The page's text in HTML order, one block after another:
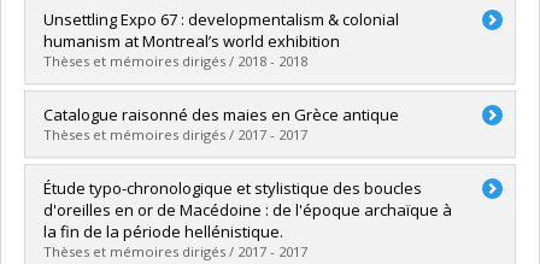
Graduate :Contrucci, Tania
Cycle :Master's
Grade :M.A.
Lien vers le document dans Papyrus
Unsettling Expo 67 : developmentalism & colonial
humanism at Montreal’s world exhibition
Thèses et mémoires dirigés / 2018 - 2018
Graduate :Copeman, Romney
Cycle : Master's
Grade :M.A.
Lien vers le document dans Papyrus
Catalogue raisonné des maies en Grèce antique
Thèses et mémoires dirigés / 2017 - 2017
Graduate :F. Bélanger, Vincent
Cycle :Master's
Grade : M.A.
Lien vers le document dans Papyrus
Étude typo-chronologique et stylistique des boucles
d'oreilles en or de Macédoine : de l'époque archaïque à
la fin de la période hellénistique.
Thèses et mémoires dirigés / 2017 - 2017